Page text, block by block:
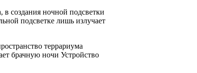
в создания ночной подсветки
подсветке лишь излучает
террариума
брачную ночи Устройство